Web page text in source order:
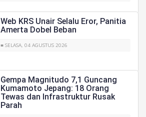
Web KRS Unair Selalu Eror, Panitia
Amerta Dobel Beban
■ SELASA, 04 AGUSTUS 2026
Gempa Magnitudo 7,1 Guncang
Kumamoto Jepang: 18 Orang
Tewas dan Infrastruktur Rusak
Parah